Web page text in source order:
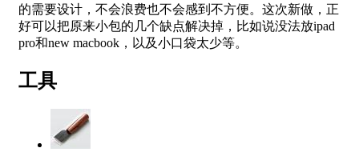
的需要设计，不会浪费也不会感到不方便。这次新做，正
好可以把原来小包的几个缺点解决掉，比如说没法放ipad
pro和new macbook，以及小口袋太少等。
工具